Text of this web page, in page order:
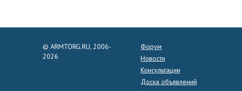
© ARMTORG.RU, 2006-
2026
Форум
Новости
Консультации
Доска объявлений